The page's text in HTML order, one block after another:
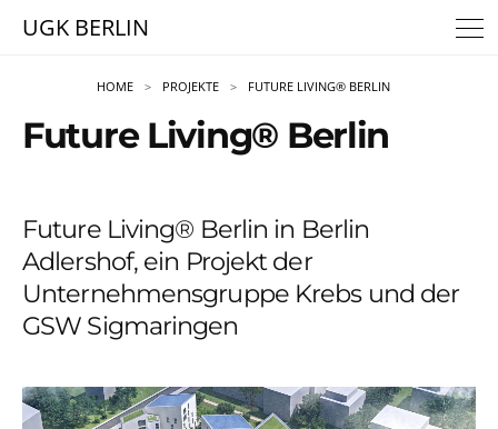
UGK BERLIN
HOME PROJEKTE FUTURE LIVING® BERLIN
Future Living® Berlin
Future Living® Berlin in Berlin
Adlershof, ein Projekt der
Unternehmensgruppe Krebs und der
GSW Sigmaringen